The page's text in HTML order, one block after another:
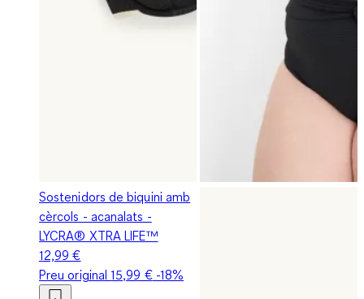
Sostenidors de biquini amb
cèrcols - acanalats -
LYCRA® XTRA LIFE™
12,99 €
Preu original15,99 €-18%